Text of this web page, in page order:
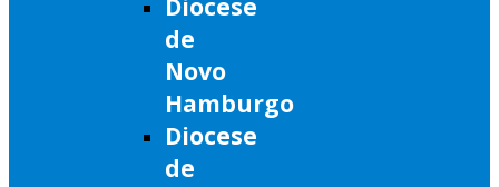
de
Novo
Hamburgo
Diocese
de